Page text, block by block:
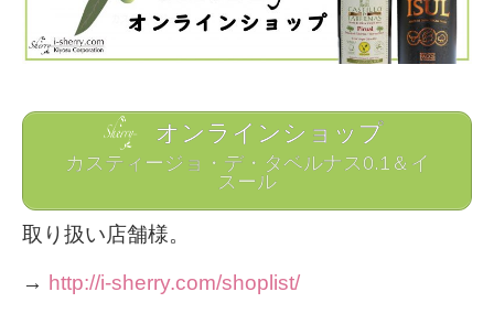
オンラインショップ
カスティージョ・デ・タベルナス0.1＆イ
スール
取り扱い店舗様。
→ http://i-sherry.com/shoplist/